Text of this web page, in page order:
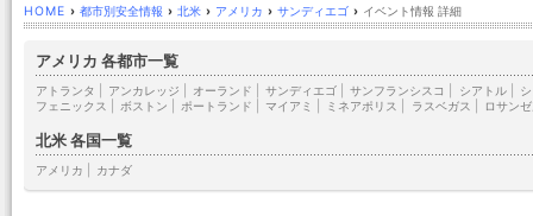
HOME › 都市別安全情報 › 北米 › アメリカ › サンディエゴ › イベント情報 詳細
アメリカ 各都市一覧
アトランタ アンカレッジ オーランド サンディエゴ サンフランシスコ シアトル|
フェニックス
ボストン ポートランド マイアミ ミネアポリス ラスベガス ロサン
北米 各国一覧
アメリカ カナダ